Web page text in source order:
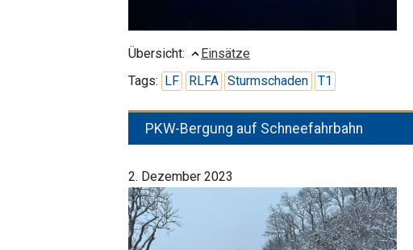
Übersicht:
Einsätze
Tags: LF RLFA Sturmschaden T1
PKW-Bergung auf Schneefahrbahn
2. Dezember 2023